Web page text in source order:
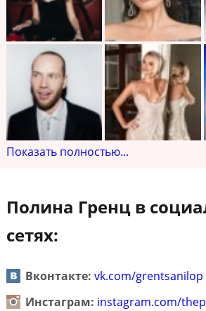
Показать полностью...
Полина Гренц в
сетях:
Вконтакте: vk.com/grentsanilop
Инстаграм: instagram.com/